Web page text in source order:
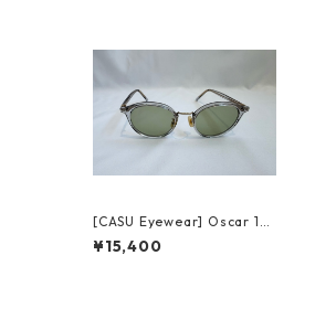
[CASU Eyewear] Oscar 13
3 gray/gold キャス アイウ
ェア オスカー
¥15,400